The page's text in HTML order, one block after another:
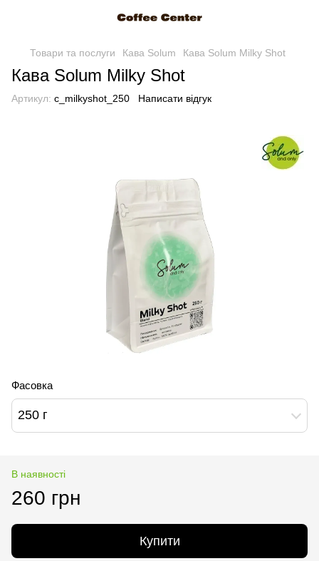
Товари та послуги Кава Solum Кава Solum Milky Shot
Кава Solum Milky Shot
Артикул: c_milkyshot_250 Написати відгук
Фасовка
250 г
В наявності
260 грн
Купити